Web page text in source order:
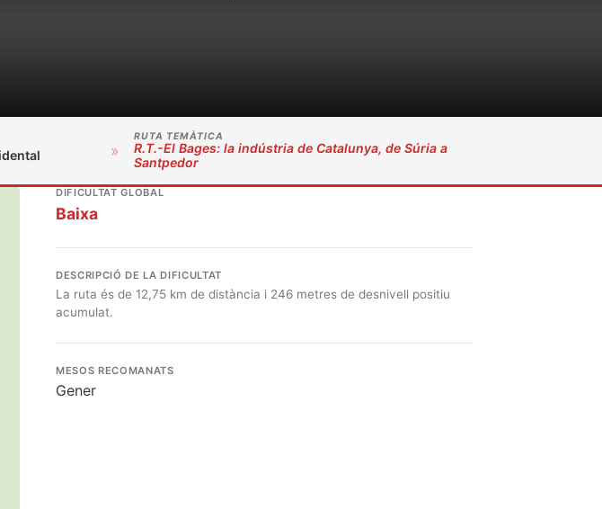
»
RUTA TEMÀTICA
R.T.-El Bages: la indústria de Catalunya, de Súria a
Santpedor
DIFICULTAT GLOBAL
Baixa
DESCRIPCIÓ DE LA DIFICULTAT
La ruta és de 12,75 km de distància i 246 metres de desnivell positiu
acumulat.
MESOS RECOMANATS
Gener